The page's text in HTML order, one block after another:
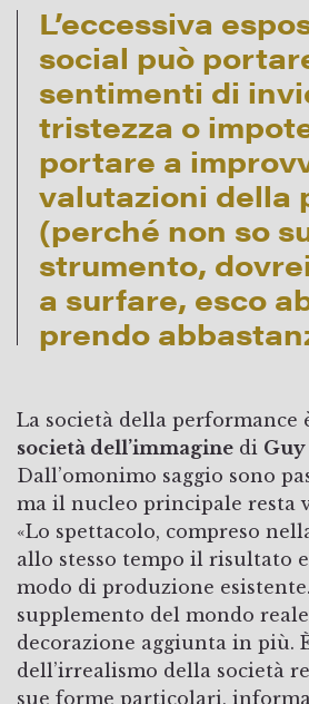
L’eccessiva
social può
sentimenti di
tristezza o
portare a
valutazioni della
(perché non so
strumento,
a surfare, esco
prendo
La società della performance
società dell’immagine di
Dall’omonimo saggio sono
ma il nucleo principale resta
«Lo spettacolo, compreso
allo stesso tempo il risultato
modo di produzione
supplemento del mondo
decorazione aggiunta in più.
dell’irrealismo della società
sue forme particolari,